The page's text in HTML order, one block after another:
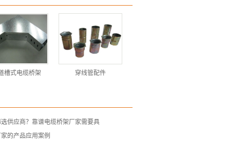
槽式电缆桥架 穿线管配件
供应商？靠谱电缆桥架厂家需要具
的产品应用案例